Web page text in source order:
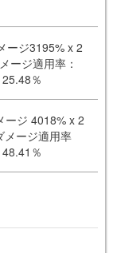
ージ3195% x 2
ージ適用率：
25.48％
ージ 4018% x 2
メージ適用率
48.41％